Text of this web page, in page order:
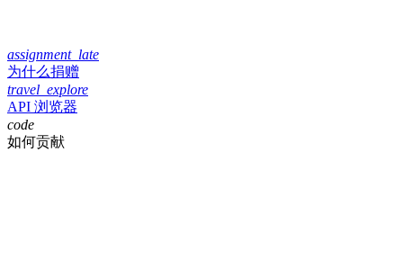
assignment_late
为什么捐赠
travel_explore
API 浏览器
code
如何贡献